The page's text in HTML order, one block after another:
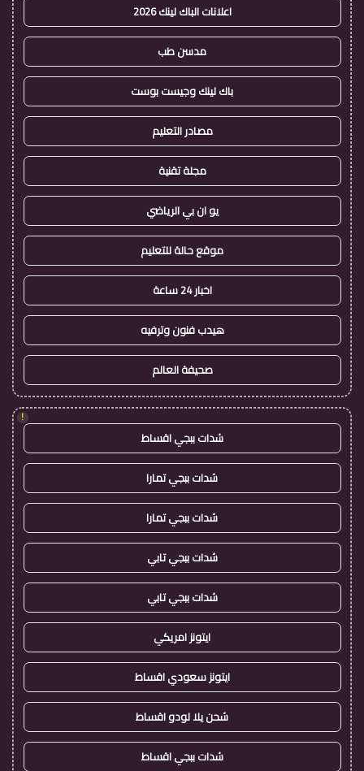
اعلانات الباك لينك 2026
مدسن طب
باك لينك وجيست بوست
مصادر التعليم
مجلة تقنية
يو ان بي الرياضي
موقع حالة للتعليم
اخبار 24 ساعة
هيدب فنون وترفيه
صحيفة العالم
!
شدات ببجي اقساط
شدات ببجي تمارا
شدات ببجي تمارا
شدات ببجي تابي
شدات ببجي تابي
ايتونز امريكي
ايتونز سعودي اقساط
شحن يلا لودو اقساط
شدات ببجي اقساط